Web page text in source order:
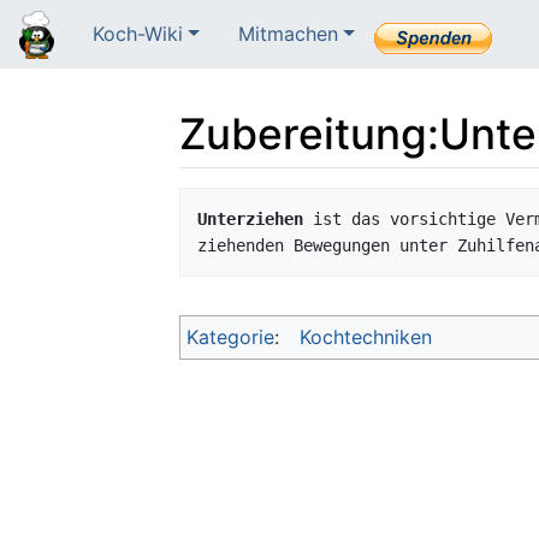
Koch-Wiki Mitmachen
Zubereitung:
Unterziehen ist das vorsichtige
ziehenden Bewegungen unter
Kategorie: Kochtechniken